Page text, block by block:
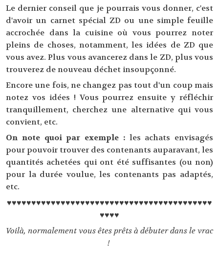
Le dernier conseil que je pourrais vous donner, c'est
d'avoir un carnet spécial ZD ou une simple feuille
accrochée dans la cuisine où vous pourrez noter
pleins de choses, notamment, les idées de ZD que
vous avez. Plus vous avancerez dans le ZD, plus vous
trouverez de nouveau déchet insoupçonné.
Encore une fois, ne changez pas tout d'un coup mais
notez vos idées ! Vous pourrez ensuite y réfléchir
tranquillement, cherchez une alternative qui vous
convient, etc.
On note quoi par exemple :les achats envisagés
pour pouvoir trouver des contenants auparavant, les
quantités achetées qui ont été suffisantes (ou non)
pour la durée voulue, les contenants pas adaptés,
etc.
♥♥♥♥♥♥♥♥♥♥♥♥♥♥♥♥♥♥♥♥♥♥♥♥♥♥♥♥♥♥♥♥♥♥♥♥♥♥♥♥♥♥
♥♥♥♥
Voilà, normalement vous êtes prêts à débuter dans le vrac
!